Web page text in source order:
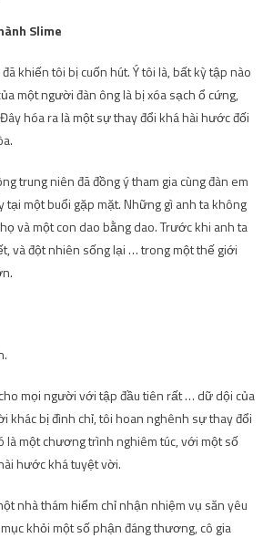
Slime
khiến tôi bị cuốn hút. Ý tôi là, bất kỳ tập nào
một người đàn ông là bị xóa sạch ổ cứng,
hóa ra là một sự thay đổi khá hài hước đối
trung niên đã đồng ý tham gia cùng đàn em
tại một buổi gặp mặt. Những gì anh ta không
và một con dao bằng dao. Trước khi anh ta
và đột nhiên sống lại … trong một thế giới
mọi người với tập đầu tiên rất … dữ dội của
khác bị đình chỉ, tôi hoan nghênh sự thay đổi
là một chương trình nghiêm túc, với một số
hước khá tuyệt vời.
nhà thám hiểm chỉ nhận nhiệm vụ săn yêu
khỏi một số phận đáng thương, cô gia